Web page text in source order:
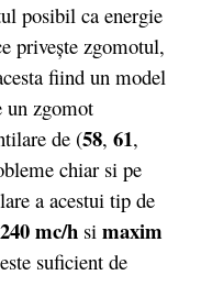
posibil ca energie
priveşte zgomotul,
fiind un model
un zgomot
de (58, 61,
chiar si pe
a acestui tip de
mc/h si maxim
suficient de